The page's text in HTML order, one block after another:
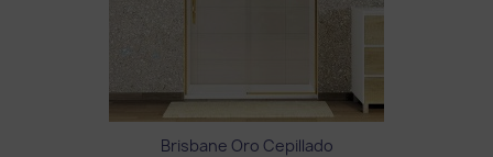
Brisbane Oro Cepillado